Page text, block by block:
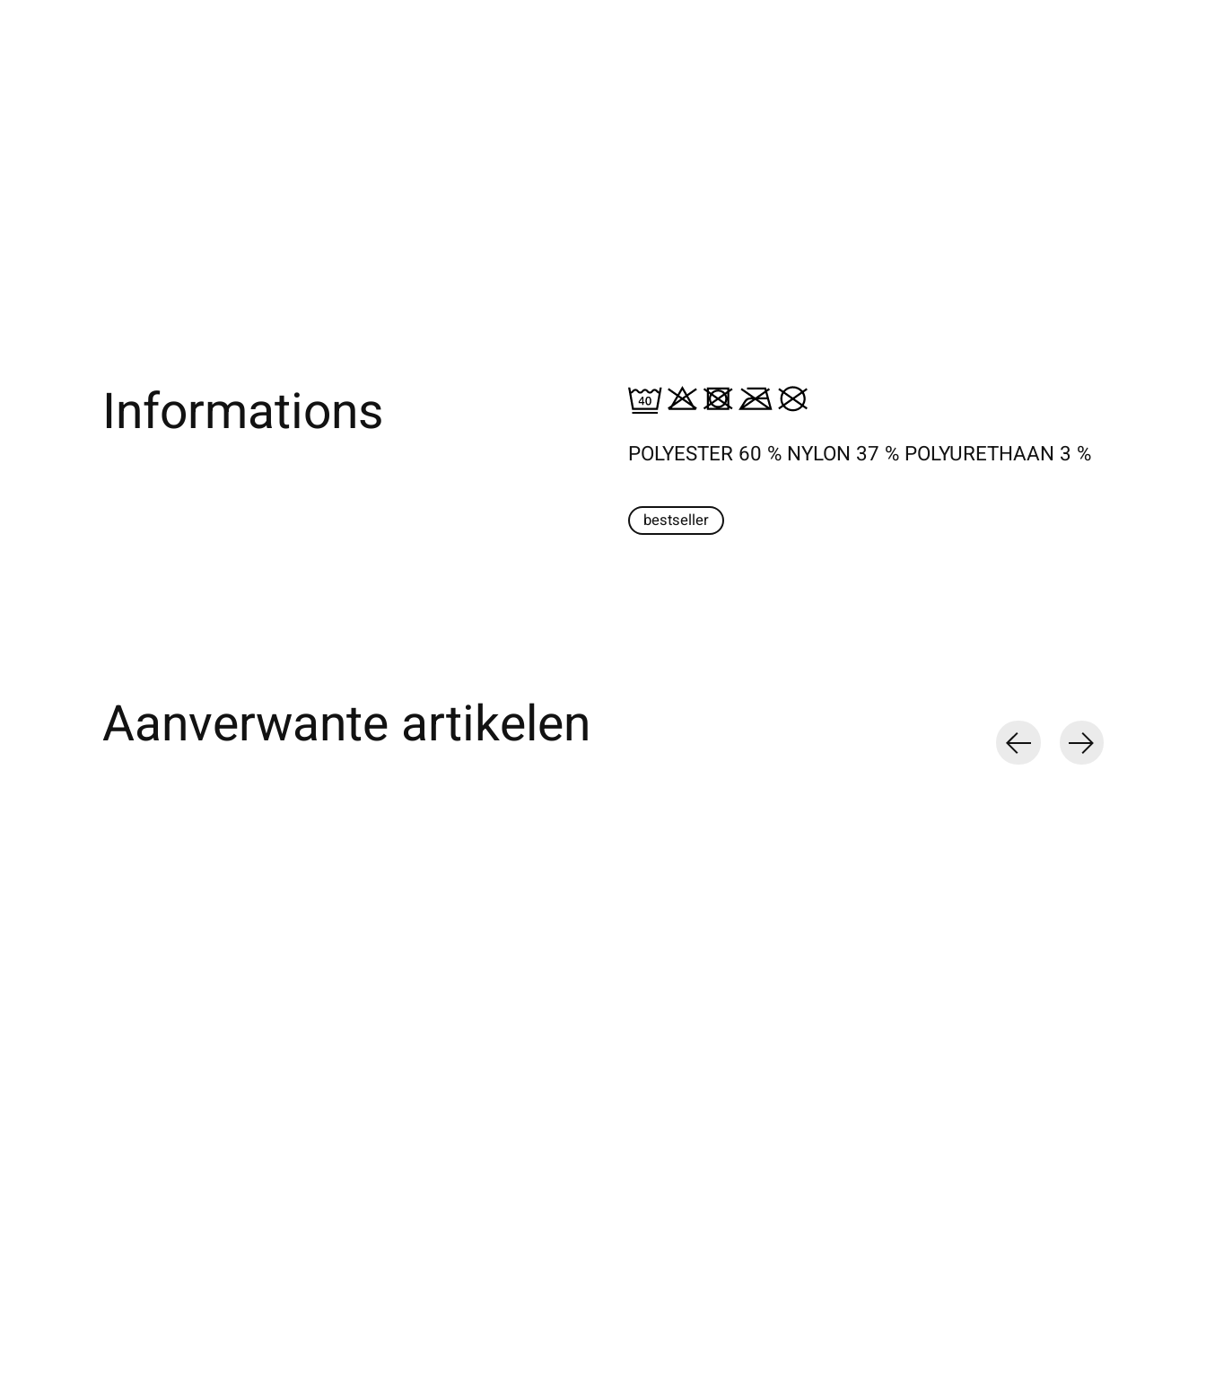
Informations
POLYESTER 60 % NYLON 37 % POLYURETHAAN 3 %
bestseller
Aanverwante artikelen